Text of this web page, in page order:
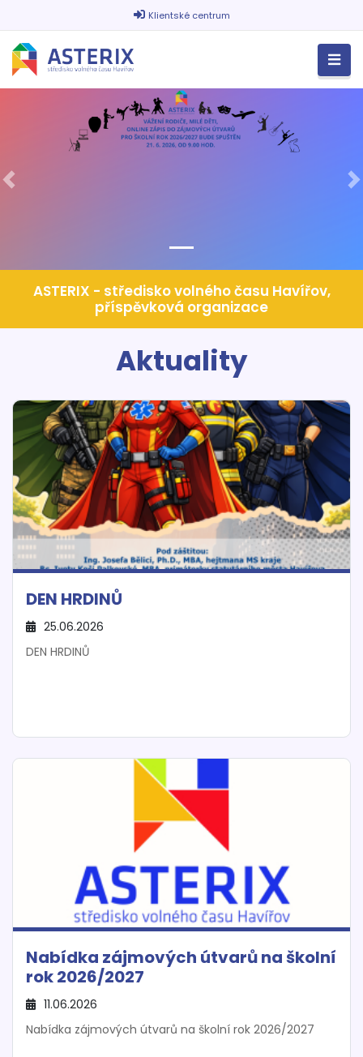
Klientské centrum
Předchozí
ASTERIX - středisko volného času Havířov,
příspěvková organizace
Aktuality
DEN HRDINŮ
25.06.2026
DEN HRDINŮ
Nabídka zájmových útvarů na školní
rok 2026/2027
11.06.2026
Nabídka zájmových útvarů na školní rok 2026/2027